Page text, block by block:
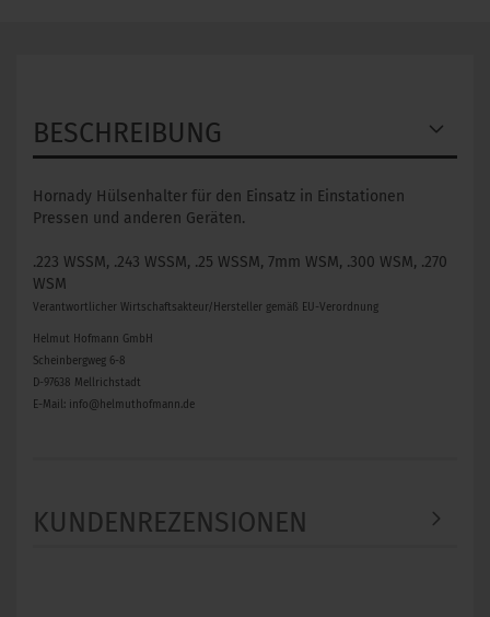
BESCHREIBUNG
Hornady Hülsenhalter für den Einsatz in Einstationen
Pressen und anderen Geräten.
.223 WSSM, .243 WSSM, .25 WSSM, 7mm WSM, .300 WSM, .270
WSM
Verantwortlicher Wirtschaftsakteur/Hersteller gemäß EU-Verordnung
Helmut Hofmann GmbH
Scheinbergweg 6-8
D-97638 Mellrichstadt
E-Mail: info@helmuthofmann.de
KUNDENREZENSIONEN